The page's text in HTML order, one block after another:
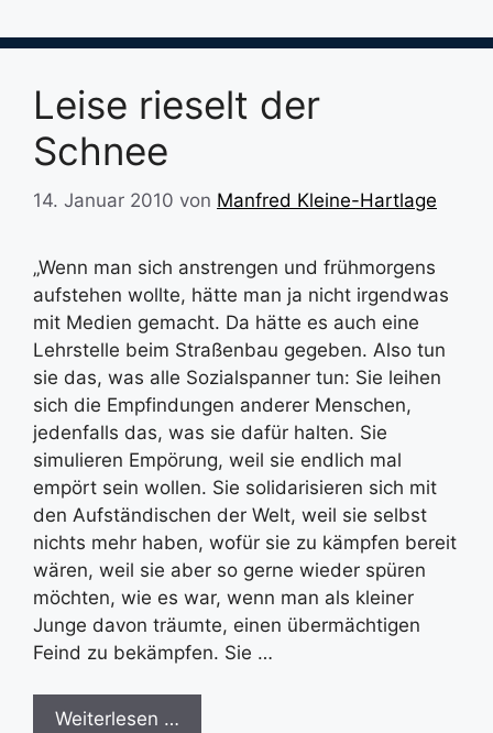
Leise rieselt der
Schnee
14. Januar 2010 von Manfred Kleine-Hartlage
„Wenn man sich anstrengen und frühmorgens
aufstehen wollte, hätte man ja nicht irgendwas
mit Medien gemacht. Da hätte es auch eine
Lehrstelle beim Straßenbau gegeben. Also tun
sie das, was alle Sozialspanner tun: Sie leihen
sich die Empfindungen anderer Menschen,
jedenfalls das, was sie dafür halten. Sie
simulieren Empörung, weil sie endlich mal
empört sein wollen. Sie solidarisieren sich mit
den Aufständischen der Welt, weil sie selbst
nichts mehr haben, wofür sie zu kämpfen bereit
wären, weil sie aber so gerne wieder spüren
möchten, wie es war, wenn man als kleiner
Junge davon träumte, einen übermächtigen
Feind zu bekämpfen. Sie …
Weiterlesen …